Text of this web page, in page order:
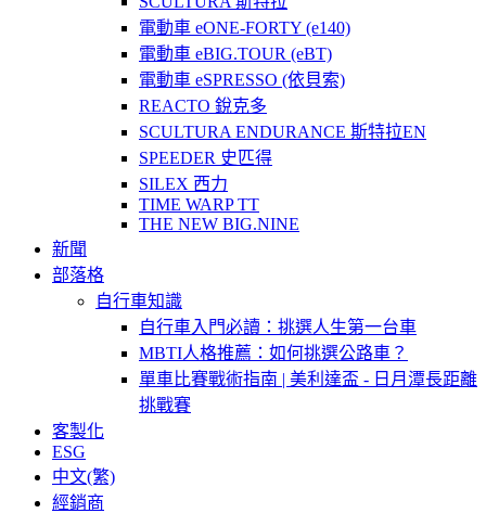
電動車 eONE-FORTY (e140)
電動車 eBIG.TOUR (eBT)
電動車 eSPRESSO (依貝索)
REACTO 銳克多
SCULTURA ENDURANCE 斯特拉EN
SPEEDER 史匹得
SILEX 西力
TIME WARP TT
THE NEW BIG.NINE
新聞
部落格
自行車知識
自行車入門必讀：挑選人生第一台車
MBTI人格推薦：如何挑選公路車？
單車比賽戰術指南 | 美利達盃 - 日月潭長距離
挑戰賽
客製化
ESG
中文(繁)
經銷商